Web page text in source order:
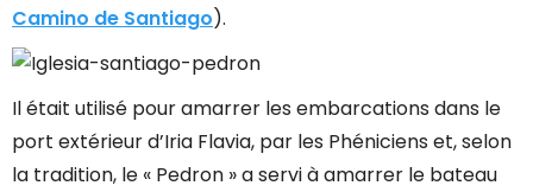
Camino de Santiago).
Il était utilisé pour amarrer les embarcations dans le
port extérieur d’Iria Flavia, par les Phéniciens et, selon
la tradition, le « Pedron » a servi à amarrer le bateau